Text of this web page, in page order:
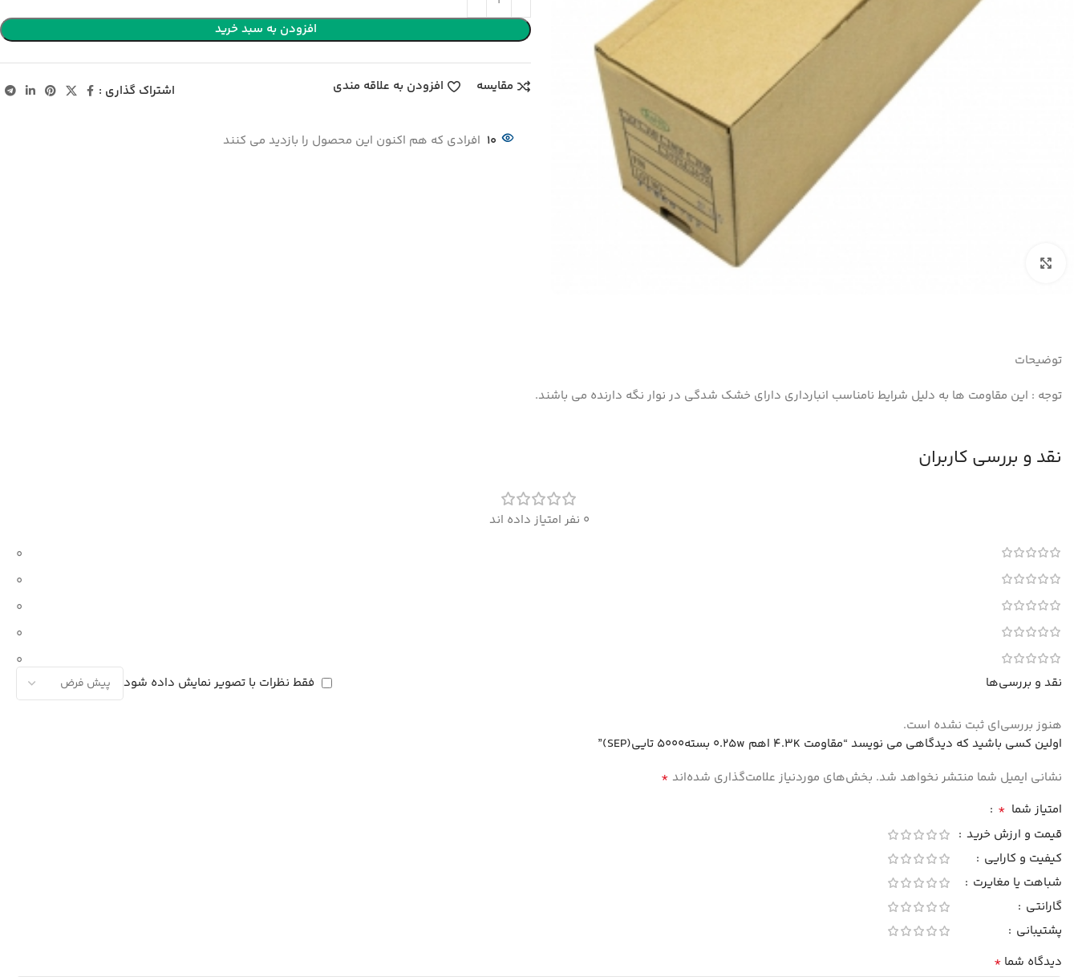
افزودن به سبد خرید
مقایسه افزودن به علاقه مندی اشتراک گذاری :
10 افرادی که هم اکنون این محصول را بازدید می کنند
توضیحات
توجه : این مقاومت ها به دلیل شرایط نامناسب انبارداری دارای خشک شدگی در نوار نگه دارنده می باشند.
نقد و بررسی کاربران
0 نفر امتیاز داده اند
0
0
0
0
0
نقد و بررسی‌ها
فقط نظرات با تصویر نمایش داده شود
هنوز بررسی‌ای ثبت نشده است.
اولین کسی باشید که دیدگاهی می نویسد “مقاومت 4.3K اهم 0.25w بسته5000 تایی(SEP)”
نشانی ایمیل شما منتشر نخواهد شد. بخش‌های موردنیاز علامت‌گذاری شده‌اند *
امتیاز شما *
قیمت و ارزش خرید
کیفیت و کارایی
شباهت یا مغایرت
گارانتی
پشتیبانی
دیدگاه شما *